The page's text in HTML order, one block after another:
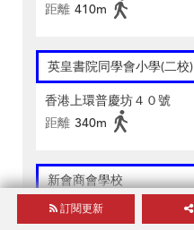
距離 410m
英皇書院同學會小學(二校)
香港上環普慶坊４０號
距離 340m
新會商會學校
香港上環居賢坊１號
訂閱更新